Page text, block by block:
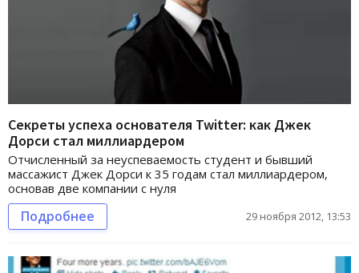
Секреты успеха основателя Twitter: как Джек
Дорси стал миллиардером
Отчисленный за неуспеваемость студент и бывший
массажист Джек Дорси к 35 годам стал миллиардером,
основав две компании с нуля
Подробнее 29 ноября 2012, 13:53